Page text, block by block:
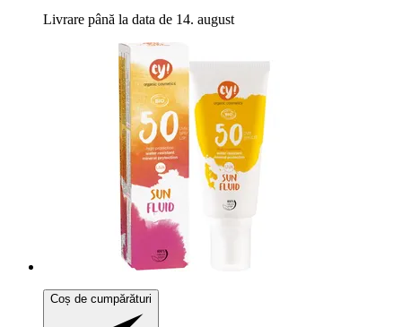
Livrare până la data de 14. august
Coș de cumpărături